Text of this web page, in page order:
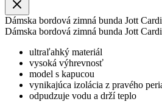
Dámska bordová zimná bunda Jott
Dámska bordová zimná bunda Jott
ultraľahký materiál
vysoká výhrevnosť
model s kapucou
vynikajúca izolácia z pravého
odpudzuje vodu a drží teplo